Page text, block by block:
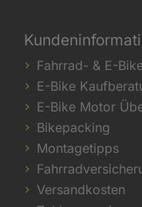
Fahrrad- & E-
E-Bike
E-Bike Motor
Bikepacking
Montagetipps
Versandkosten